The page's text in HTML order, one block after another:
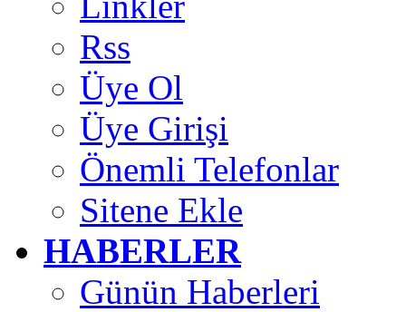
Rss
Üye Ol
Üye Girişi
Önemli Telefonlar
Sitene Ekle
HABERLER
Günün Haberleri